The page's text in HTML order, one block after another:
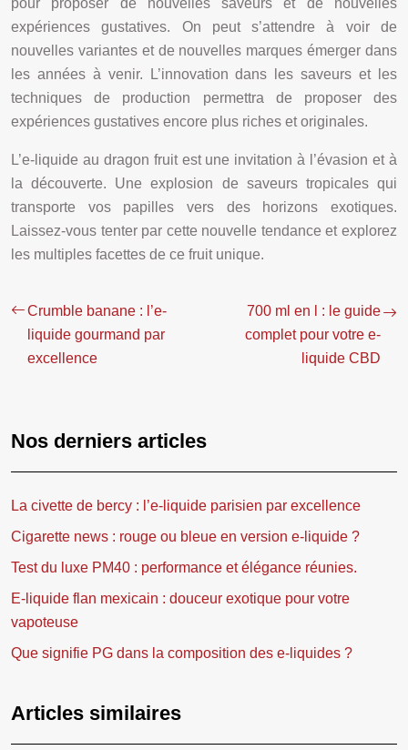
pour proposer de nouvelles saveurs et de nouvelles
expériences gustatives. On peut s’attendre à voir de
nouvelles variantes et de nouvelles marques émerger dans
les années à venir. L’innovation dans les saveurs et les
techniques de production permettra de proposer des
expériences gustatives encore plus riches et originales.
L’e-liquide au dragon fruit est une invitation à l’évasion et à
la découverte. Une explosion de saveurs tropicales qui
transporte vos papilles vers des horizons exotiques.
Laissez-vous tenter par cette nouvelle tendance et explorez
les multiples facettes de ce fruit unique.
Crumble banane : l’e-
liquide gourmand par
excellence
700 ml en l : le guide
complet pour votre e-
liquide CBD
Nos derniers articles
La civette de bercy : l’e-liquide parisien par excellence
Cigarette news : rouge ou bleue en version e-liquide ?
Test du luxe PM40 : performance et élégance réunies.
E-liquide flan mexicain : douceur exotique pour votre
vapoteuse
Que signifie PG dans la composition des e-liquides ?
Articles similaires